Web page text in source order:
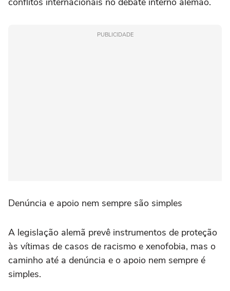
PUBLICIDADE
Denúncia e apoio nem sempre são simples
A legislação alemã prevê instrumentos de proteção
às vítimas de casos de racismo e xenofobia, mas o
caminho até a denúncia e o apoio nem sempre é
simples.